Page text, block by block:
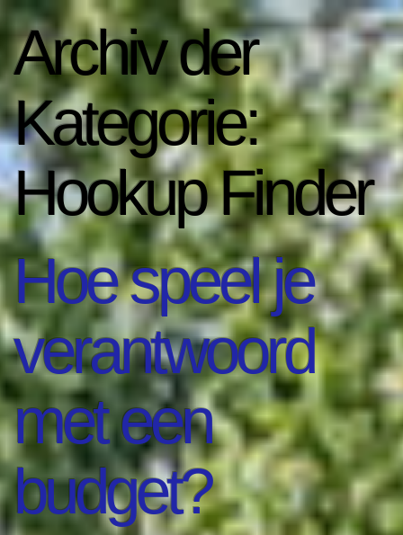
Archiv der
Kategorie:
Hookup Finder
Hoe speel je
verantwoord
met een
budget?